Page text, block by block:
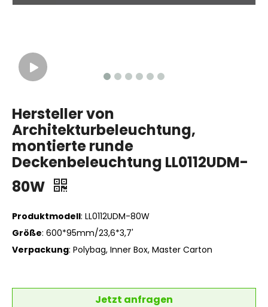
Hersteller von
Architekturbeleuchtung,
montierte runde
Deckenbeleuchtung LL0112UDM-
80W
Produktmodell: LL0112UDM-80W
Größe: 600*95mm/23,6*3,7'
Verpackung: Polybag, Inner Box, Master Carton
Jetzt anfragen